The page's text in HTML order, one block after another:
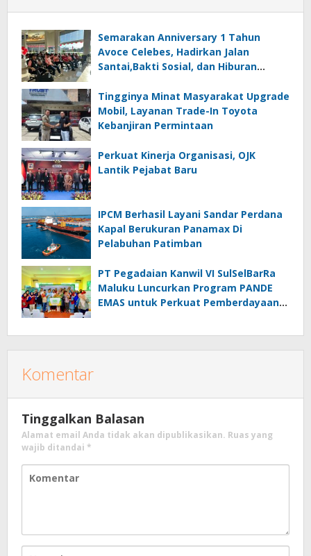
Semarakan Anniversary 1 Tahun
Avoce Celebes, Hadirkan Jalan
Santai,Bakti Sosial, dan Hiburan
Tingginya Minat Masyarakat Upgrade
Mobil, Layanan Trade-In Toyota
Kebanjiran Permintaan
Perkuat Kinerja Organisasi, OJK
Lantik Pejabat Baru
IPCM Berhasil Layani Sandar Perdana
Kapal Berukuran Panamax Di
Pelabuhan Patimban
PT Pegadaian Kanwil VI SulSelBarRa
Maluku Luncurkan Program PANDE
EMAS untuk Perkuat Pemberdayaan
Komentar
Tinggalkan Balasan
Alamat email Anda tidak akan dipublikasikan. Ruas yang
wajib ditandai *